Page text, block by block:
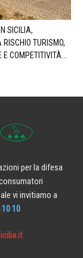
SICILIA,
TURISMO,
COMPETITIVITÀ...
per la difesa
vi invitiamo a
10